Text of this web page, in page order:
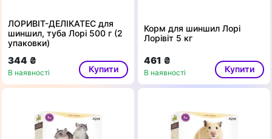
ЛОРИВІТ-ДЕЛІКАТЕС для
шиншил, туба Лорі 500 г (2
упаковки)
344 ₴
В наявності Купити
Корм для шиншил Лорі
Лорівіт 5 кг
461 ₴
В наявності Купити